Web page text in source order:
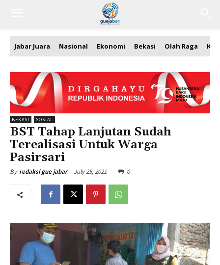
Jabar Juara Nasional Ekonomi Bekasi Olah Raga
BEKASI SOSIAL
BST Tahap Lanjutan Sudah
Terealisasi Untuk Warga
Pasirsari
By redaksi gue jabar July 25, 2021 0